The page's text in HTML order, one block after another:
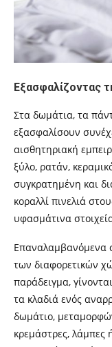
Εξασφαλίζοντας
Στα δωμάτια, τα
εξασφαλίσουν
αισθητηριακή
ξύλο, ρατάν,
συγκρατημένη και
κοραλλί πινελιά
υφασμάτινα
Επαναλαμβανόμενα
των διαφορετικών
παράδειγμα,
τα κλαδιά ενός
δωμάτιο,
κρεμάστρες, λάμπες